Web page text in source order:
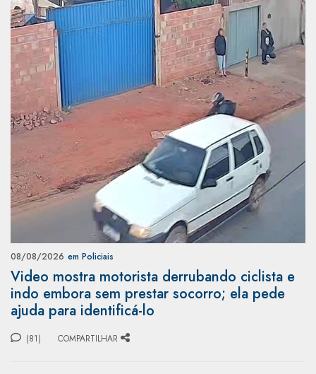
08/08/2026 em Policiais
Video mostra motorista derrubando ciclista e
indo embora sem prestar socorro; ela pede
ajuda para identificá-lo
(81) COMPARTILHAR